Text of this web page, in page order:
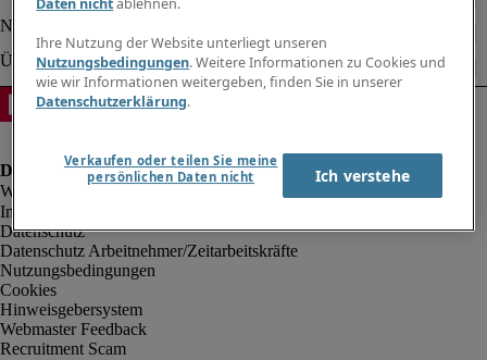
Impressum
Datenschutz
Datenschutz Arbeitnehmer/Zeitarbeitskräfte
Nutzungsbedingungen
Cookies
Hinweisgebersystem
Webmaster Feedback
Recruitment Scam
Daten nichtablehnen.
Ihre Nutzung der Website unterliegt unseren
Nutzungsbedingungen. Weitere Informationen zu Cookies und
wie wir Informationen weitergeben, finden Sie in unserer
Datenschutzerklärung.
Verkaufen oder teilen Sie meine
persönlichen Daten nicht
Ich verstehe